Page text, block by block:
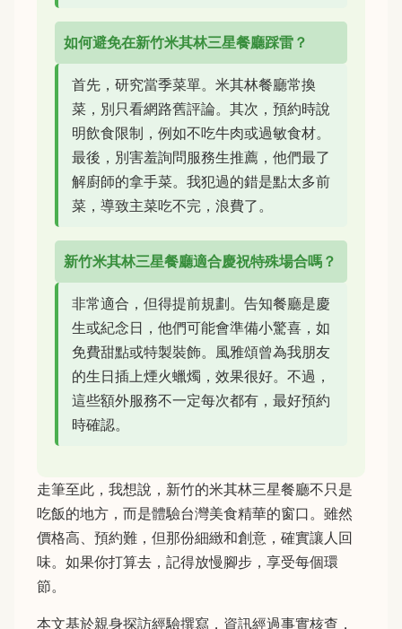
如何避免在新竹米其林三星餐廳踩雷？
首先，研究當季菜單。米其林餐廳常換
菜，別只看網路舊評論。其次，預約時說
明飲食限制，例如不吃牛肉或過敏食材。
最後，別害羞詢問服務生推薦，他們最了
解廚師的拿手菜。我犯過的錯是點太多前
菜，導致主菜吃不完，浪費了。
新竹米其林三星餐廳適合慶祝特殊場合嗎？
非常適合，但得提前規劃。告知餐廳是慶
生或紀念日，他們可能會準備小驚喜，如
免費甜點或特製裝飾。風雅頌曾為我朋友
的生日插上煙火蠟燭，效果很好。不過，
這些額外服務不一定每次都有，最好預約
時確認。
走筆至此，我想說，新竹的米其林三星餐廳不只是
吃飯的地方，而是體驗台灣美食精華的窗口。雖然
價格高、預約難，但那份細緻和創意，確實讓人回
味。如果你打算去，記得放慢腳步，享受每個環
節。
本文基於親身探訪經驗撰寫，資訊經過事實核查，